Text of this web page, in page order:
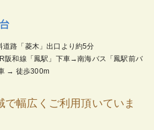
路「菱木」出口より約5分
阪和線「鳳駅」下車→南海バス「鳳駅前バ
→ 徒歩300m
で幅広くご利用頂いていま